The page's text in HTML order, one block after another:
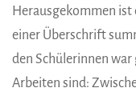
Herausgekommen ist
einer Überschrift
den Schülerinnen war
Arbeiten sind: